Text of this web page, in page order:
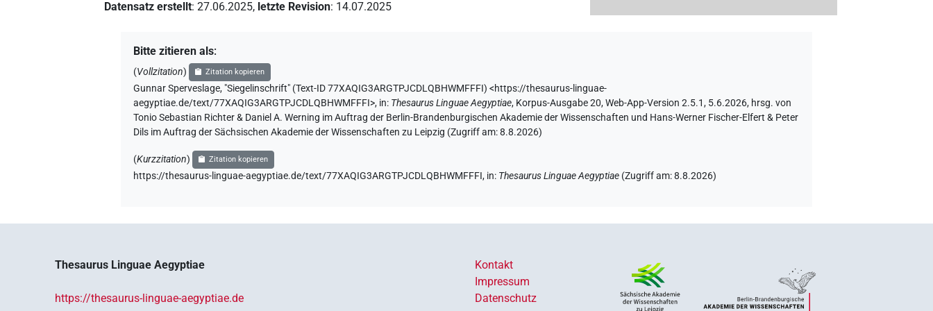
Datensatz erstellt:27.06.2025, letzte Revision: 14.07.2025
Bitte zitieren als:
(Vollzitation) Zitation kopieren
Gunnar Sperveslage, "Siegelinschrift" (Text-ID 77XAQIG3ARGTPJCDLQBHWMFFFI)<https://thesaurus-linguae-
aegyptiae.de/text/77XAQIG3ARGTPJCDLQBHWMFFFI>, in: Thesaurus Linguae Aegyptiae, Korpus-Ausgabe 20, Web-App-Version 2.5.1, 5.6.2026, hrsg. von
Tonio Sebastian Richter & Daniel A. Werning im Auftrag der Berlin-Brandenburgischen Akademie der Wissenschaften und Hans-Werner Fischer-Elfert & Peter
Dils im Auftrag der Sächsischen Akademie der Wissenschaften zu Leipzig (Zugriff am:8.8.2026)
(Kurzzitation) Zitation kopieren
https://thesaurus-linguae-aegyptiae.de/text/77XAQIG3ARGTPJCDLQBHWMFFFI, in: Thesaurus Linguae Aegyptiae (Zugriff am:8.8.2026)
Thesaurus Linguae Aegyptiae
https://thesaurus-linguae-aegyptiae.de
Kontakt
Impressum
Datenschutz